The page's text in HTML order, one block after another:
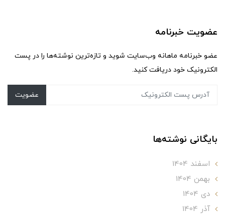
عضویت خبرنامه
عضو خبرنامه ماهانه وب‌سایت شوید و تازه‌ترین نوشته‌ها را در پست
الکترونیک خود دریافت کنید.
عضویت
بایگانی نوشته‌ها
اسفند 1404
بهمن 1404
دی 1404
آذر 1404